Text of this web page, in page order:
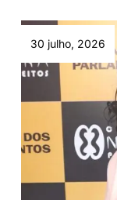
30 julho, 2026